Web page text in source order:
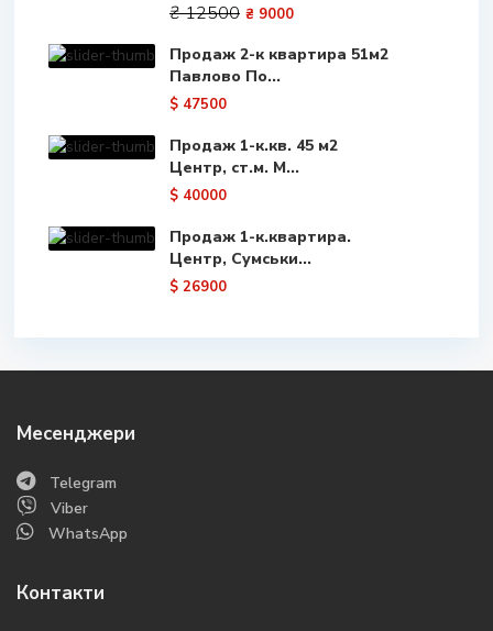
₴ 12500 ₴ 9000
Продаж 2-к квартира 51м2
Павлово По...
$ 47500
Продаж 1-к.кв. 45 м2
Центр, ст.м. М...
$ 40000
Продаж 1-к.квартира.
Центр, Сумськи...
$ 26900
Месенджери
Telegram
Viber
WhatsApp
Контакти